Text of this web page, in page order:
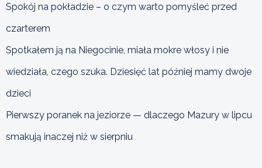
Spokój na pokładzie – o czym warto pomyśleć przed
czarterem
Spotkałem ją na Niegocinie, miała mokre włosy i nie
wiedziała, czego szuka. Dziesięć lat później mamy dwoje
dzieci
Pierwszy poranek na jeziorze — dlaczego Mazury w lipcu
smakują inaczej niż w sierpniu